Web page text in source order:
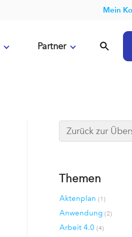
Mein
Partner
Zurück zur
Themen
Aktenplan(1)
Anwendung(2)
Arbeit 4.0(4)